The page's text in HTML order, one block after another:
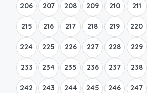
206 207 208 209 210 211
215 216 217 218 219 220
224 225 226 227 228 229
233 234 235 236 237 238
242 243 244 245 246 247